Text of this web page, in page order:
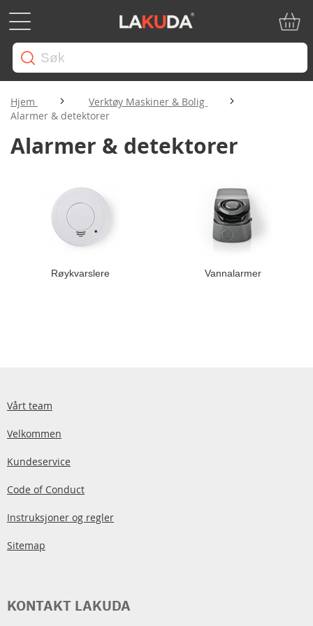
Hjem
Verktøy Maskiner & Bolig
Alarmer & detektorer
Alarmer & detektorer
Røykvarslere Vannalarmer
Vårt team
Velkommen
Kundeservice
Code of Conduct
Instruksjoner og regler
Sitemap
KONTAKT LAKUDA